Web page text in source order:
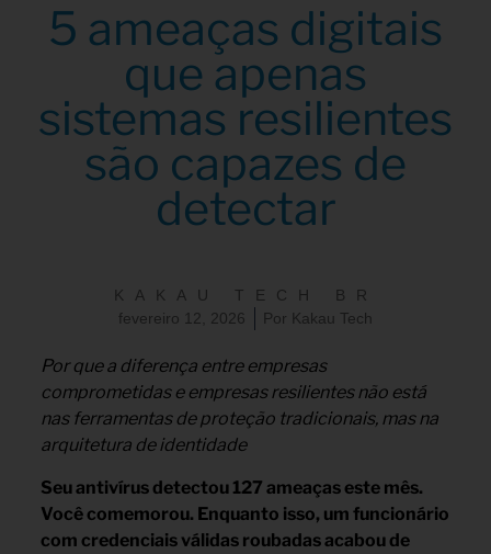
5 ameaças digitais
que apenas
sistemas resilientes
são capazes de
detectar
KAKAU TECH BR
fevereiro 12, 2026
Por Kakau Tech
Por que a diferença entre empresas
comprometidas e empresas resilientes não está
nas ferramentas de proteção tradicionais, mas na
arquitetura de identidade
Seu antivírus detectou 127 ameaças este mês.
Você comemorou. Enquanto isso, um funcionário
com credenciais válidas roubadas acabou de